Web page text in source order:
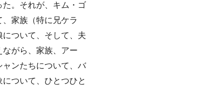
。それが、キム・ゴ
家族（特に兄ケラ
ついて、そして、夫
がら、家族、アー
ンたちについて、バ
ついて、ひとつひと